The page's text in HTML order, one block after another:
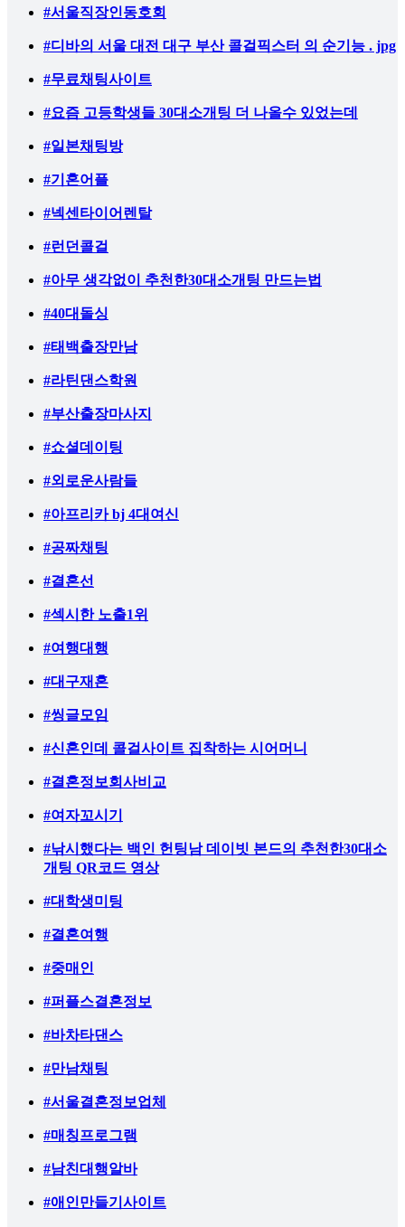
#서울직장인동호회
#디바의 서울 대전 대구 부산 콜걸픽스터 의 순기능 . jpg
#무료채팅사이트
#요즘 고등학생들 30대소개팅 더 나올수 있었는데
#일본채팅방
#기혼어플
#넥센타이어렌탈
#런던콜걸
#아무 생각없이 추천한30대소개팅 만드는법
#40대돌싱
#태백출장만남
#라틴댄스학원
#부산출장마사지
#쇼셜데이팅
#외로운사람들
#아프리카 bj 4대여신
#공짜채팅
#결혼선
#섹시한 노출1위
#여행대행
#대구재혼
#씽글모임
#신혼인데 콜걸사이트 집착하는 시어머니
#결혼정보회사비교
#여자꼬시기
#낚시했다는 백인 헌팅남 데이빗 본드의 추천한30대소
개팅 QR코드 영상
#대학생미팅
#결혼여행
#중매인
#퍼플스결혼정보
#바차타댄스
#만남채팅
#서울결혼정보업체
#매칭프로그램
#남친대행알바
#애인만들기사이트